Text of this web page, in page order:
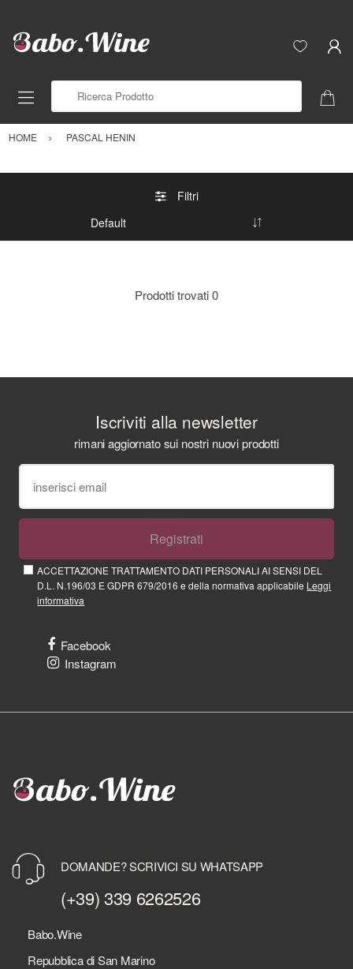
HOME PASCAL HENIN
Filtri
Prodotti trovati0
Iscriviti alla newsletter
rimani aggiornato sui nostri nuovi prodotti
Registrati
ACCETTAZIONE TRATTAMENTO DATI PERSONALI AI SENSI DEL
D.L. N.196/03 E GDPR 679/2016 e della normativa applicabile Leggi
informativa
Facebook
Instagram
DOMANDE? SCRIVICI SU WHATSAPP
(+39) 339 6262526
Babo.Wine
Repubblica di San Marino